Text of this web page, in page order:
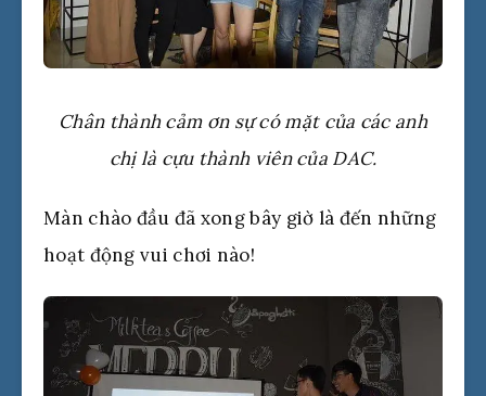
Chân thành cảm ơn sự có mặt của các anh
chị là cựu thành viên của DAC.
Màn chào đầu đã xong bây giờ là đến những
hoạt động vui chơi nào!